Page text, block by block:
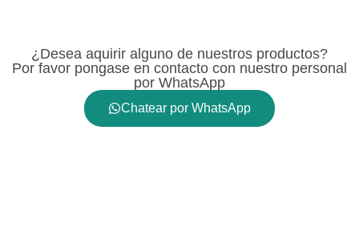
¿Desea aquirir alguno de nuestros productos?
Por favor pongase en contacto con nuestro personal
por WhatsApp
Chatear por WhatsApp